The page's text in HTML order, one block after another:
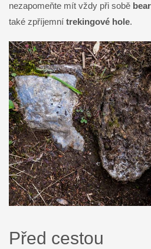
nezapomeňte mít vždy při sobě
také zpříjemní trekingové hole.
Před cestou